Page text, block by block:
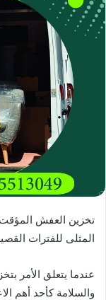
تخزين العفش المؤقت
المثلى للفترات
عندما يتعلق الأمر
والسلامة كأحد أهم